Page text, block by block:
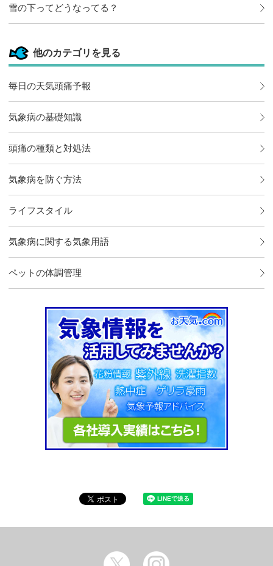
雪の下ってどうなってる？
他のカテゴリを見る
毎日の天気頭痛予報
気象病の基礎知識
頭痛の種類と対処法
気象病を防ぐ方法
ライフスタイル
気象病に関する気象用語
ペットの体調管理